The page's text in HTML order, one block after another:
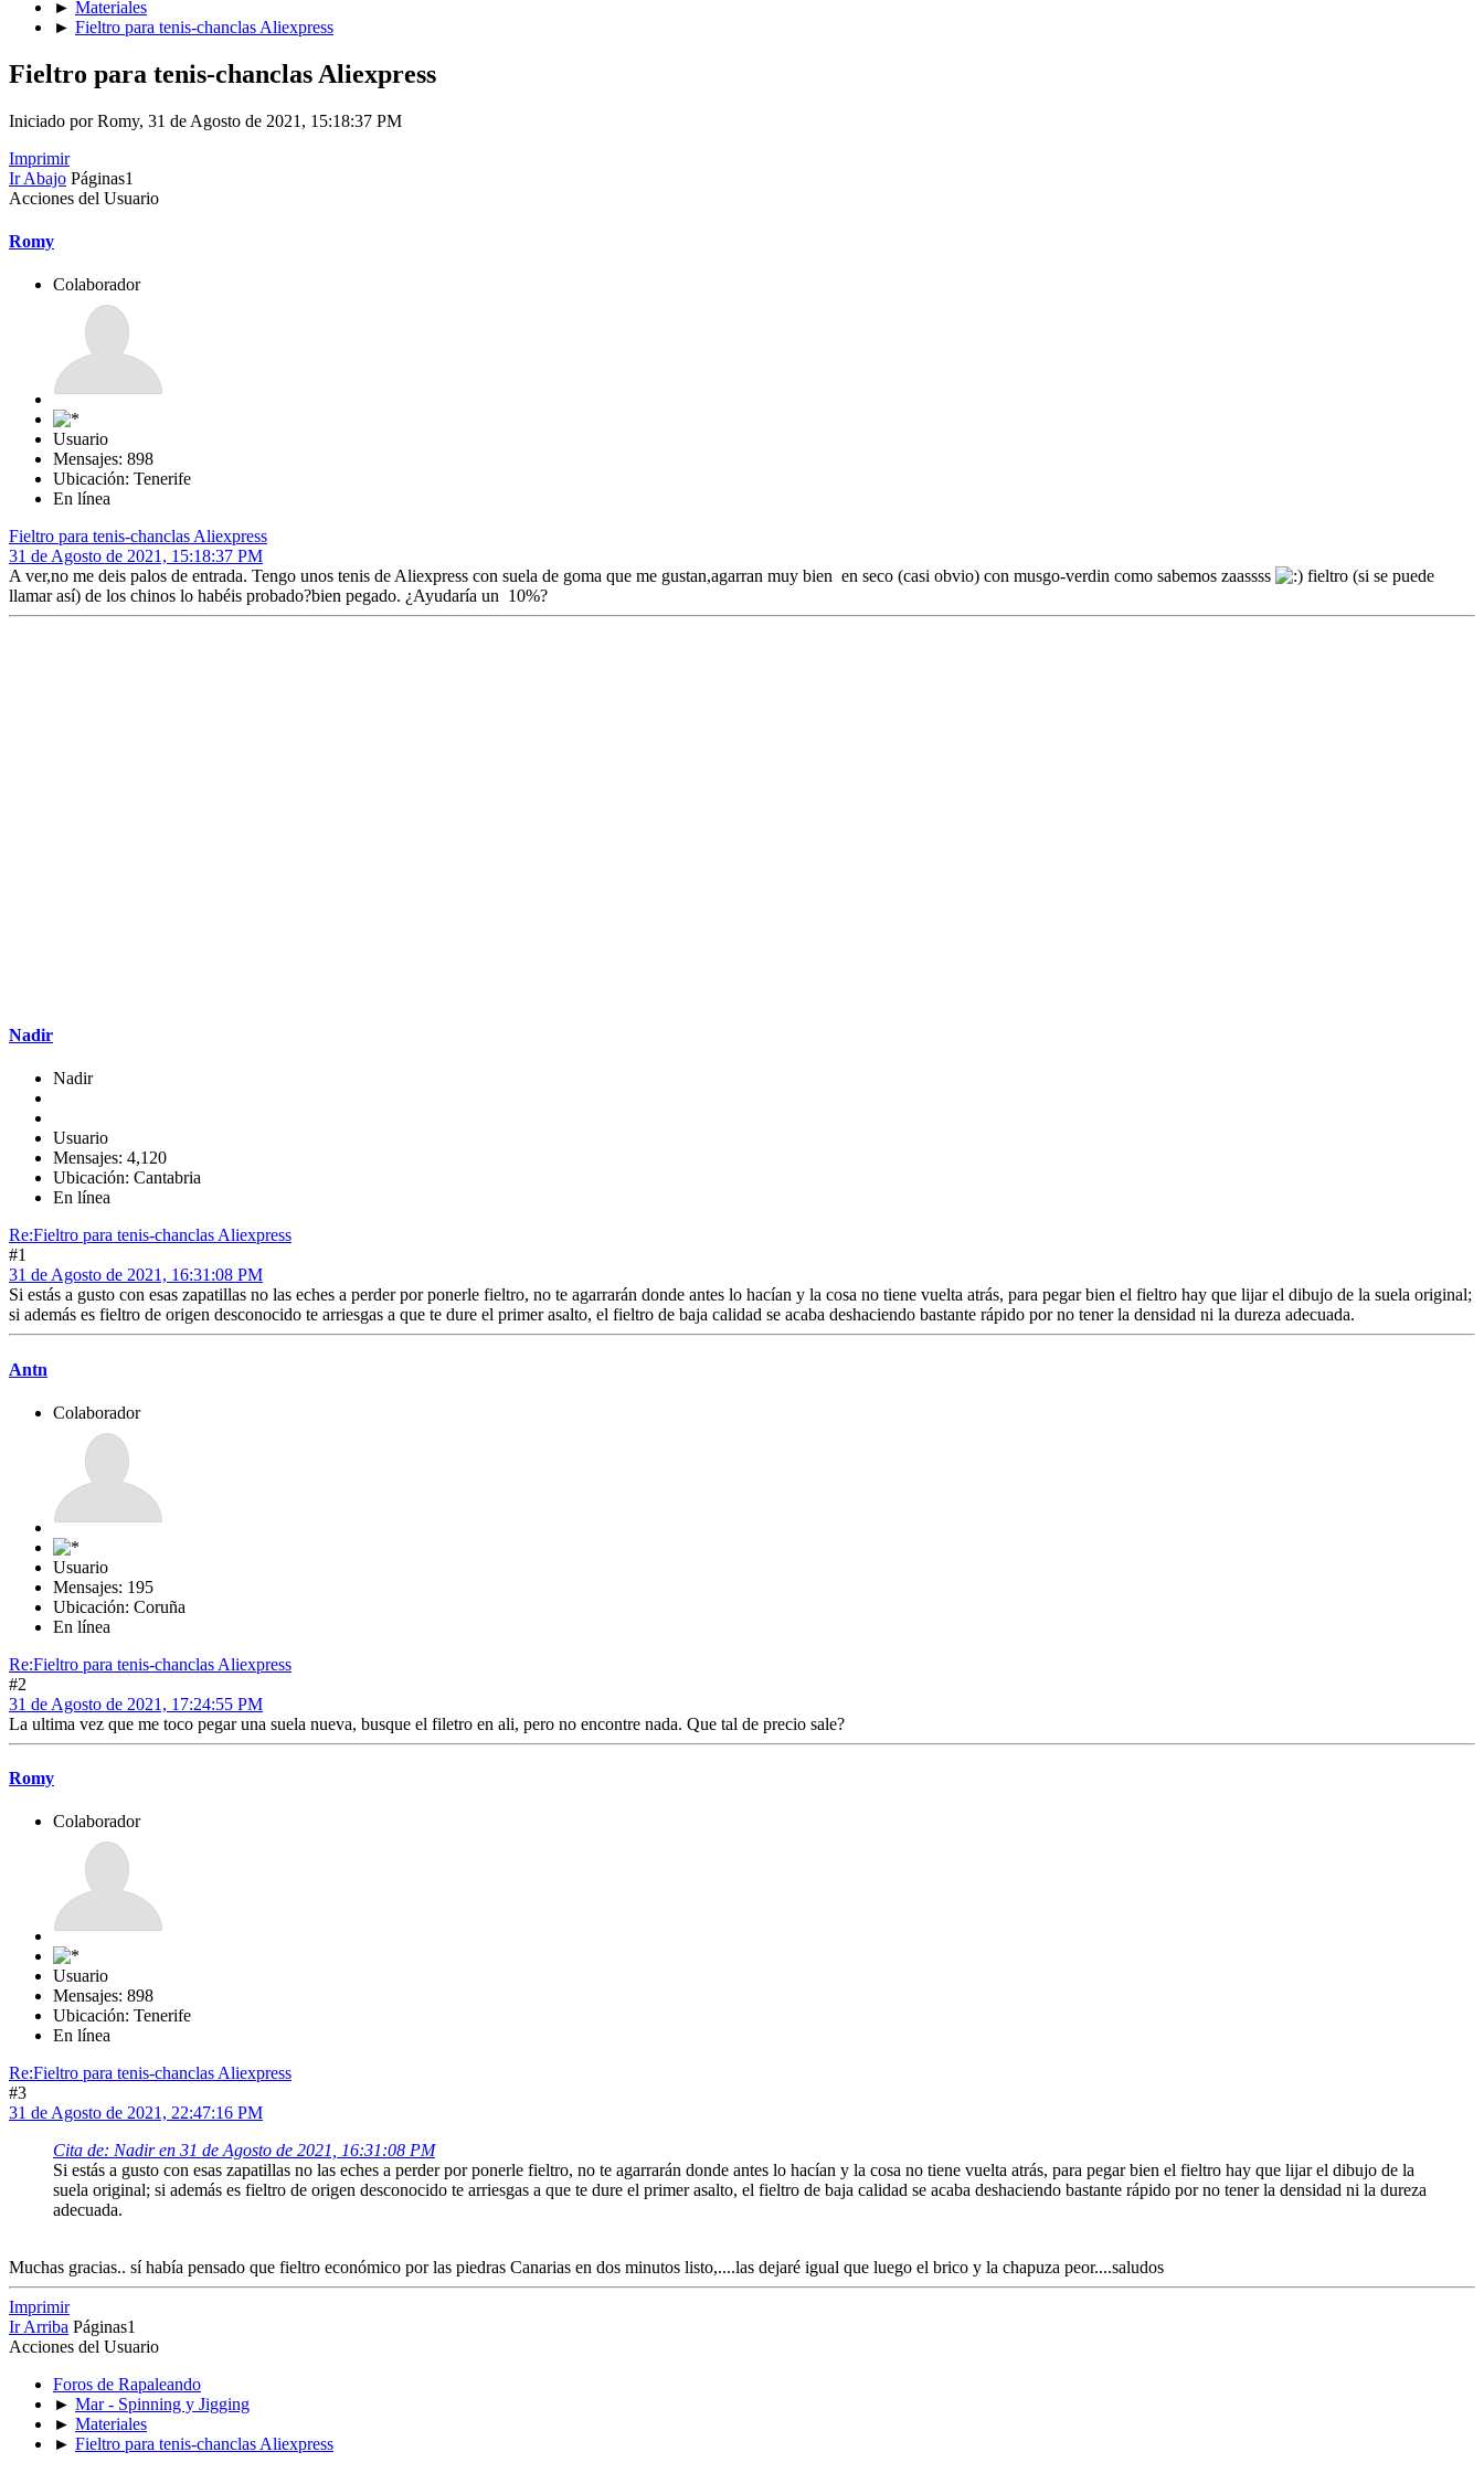
► Materiales
► Fieltro para tenis-chanclas Aliexpress
Fieltro para tenis-chanclas Aliexpress
Iniciado por Romy, 31 de Agosto de 2021, 15:18:37 PM
Imprimir
Ir Abajo Páginas1
Acciones del Usuario
Romy
Colaborador
Usuario
Mensajes: 898
Ubicación: Tenerife
En línea
Fieltro para tenis-chanclas Aliexpress
31 de Agosto de 2021, 15:18:37 PM
A ver,no me deis palos de entrada. Tengo unos tenis de Aliexpress con suela de goma que me gustan,agarran muy bien en seco (casi obvio) con musgo-verdin como sabemos zaassss
fieltro (si se puede
llamar así) de los chinos lo habéis probado?bien pegado. ¿Ayudaría un 10%?
Nadir
Nadir
Usuario
Mensajes: 4,120
Ubicación: Cantabria
En línea
Re:Fieltro para tenis-chanclas Aliexpress
#1
31 de Agosto de 2021, 16:31:08 PM
Si estás a gusto con esas zapatillas no las eches a perder por ponerle fieltro, no te agarrarán donde antes lo hacían y la cosa no tiene vuelta atrás, para pegar bien el fieltro hay que lijar el dibujo de la suela original;
si además es fieltro de origen desconocido te arriesgas a que te dure el primer asalto, el fieltro de baja calidad se acaba deshaciendo bastante rápido por no tener la densidad ni la dureza adecuada.
Antn
Colaborador
Usuario
Mensajes: 195
Ubicación: Coruña
En línea
Re:Fieltro para tenis-chanclas Aliexpress
#2
31 de Agosto de 2021, 17:24:55 PM
La ultima vez que me toco pegar una suela nueva, busque el filetro en ali, pero no encontre nada. Que tal de precio sale?
Romy
Colaborador
Usuario
Mensajes: 898
Ubicación: Tenerife
En línea
Re:Fieltro para tenis-chanclas Aliexpress
#3
31 de Agosto de 2021, 22:47:16 PM
Cita de: Nadir en 31 de Agosto de 2021, 16:31:08 PM
Si estás a gusto con esas zapatillas no las eches a perder por ponerle fieltro, no te agarrarán donde antes lo hacían y la cosa no tiene vuelta atrás, para pegar bien el fieltro hay que lijar el dibujo de la
suela original; si además es fieltro de origen desconocido te arriesgas a que te dure el primer asalto, el fieltro de baja calidad se acaba deshaciendo bastante rápido por no tener la densidad ni la dureza
adecuada.
Muchas gracias.. sí había pensado que fieltro económico por las piedras Canarias en dos minutos listo,....las dejaré igual que luego el brico y la chapuza peor....saludos
Imprimir
Ir Arriba Páginas1
Acciones del Usuario
Foros de Rapaleando
► Mar - Spinning y Jigging
► Materiales
► Fieltro para tenis-chanclas Aliexpress